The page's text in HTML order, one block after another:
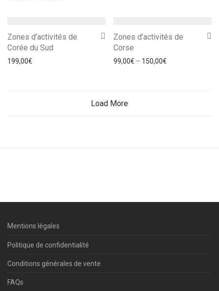
Zones d’activités de
Corée du Sud
199,00€
Zones d’activités de
Corse
99,00€ – 150,00€
Load More
Mentions légales
Politique de confidentialité
Conditions générales de vente
FAQs